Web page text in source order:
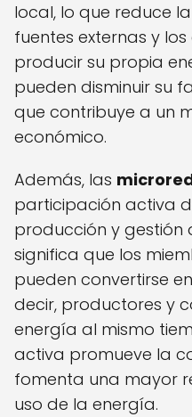
local, lo que reduce
fuentes externas y
producir su propia
pueden disminuir su
que contribuye a un
económico.
Además, las
participación activa
producción y gestión
significa que los
pueden convertirse en
decir, productores y
energía al mismo
activa promueve la
fomenta una mayor
uso de la energía.